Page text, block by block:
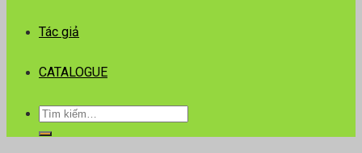
Tác giả
CATALOGUE
Tìm
kiếm: